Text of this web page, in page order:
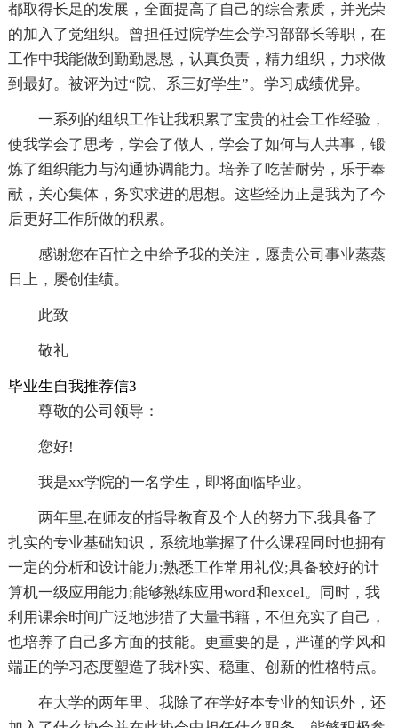
都取得长足的发展，全面提高了自己的综合素质，并光荣
的加入了党组织。曾担任过院学生会学习部部长等职，在
工作中我能做到勤勤恳恳，认真负责，精力组织，力求做
到最好。被评为过“院、系三好学生”。学习成绩优异。
一系列的组织工作让我积累了宝贵的社会工作经验，
使我学会了思考，学会了做人，学会了如何与人共事，锻
炼了组织能力与沟通协调能力。培养了吃苦耐劳，乐于奉
献，关心集体，务实求进的思想。这些经历正是我为了今
后更好工作所做的积累。
感谢您在百忙之中给予我的关注，愿贵公司事业蒸蒸
日上，屡创佳绩。
此致
敬礼
毕业生自我推荐信3
尊敬的公司领导：
您好!
我是xx学院的一名学生，即将面临毕业。
两年里,在师友的指导教育及个人的努力下,我具备了
扎实的专业基础知识，系统地掌握了什么课程同时也拥有
一定的分析和设计能力;熟悉工作常用礼仪;具备较好的计
算机一级应用能力;能够熟练应用word和excel。同时，我
利用课余时间广泛地涉猎了大量书籍，不但充实了自己，
也培养了自己多方面的技能。更重要的是，严谨的学风和
端正的学习态度塑造了我朴实、稳重、创新的性格特点。
在大学的两年里、我除了在学好本专业的知识外，还